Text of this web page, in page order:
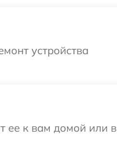
устройства
ее к вам домой или в